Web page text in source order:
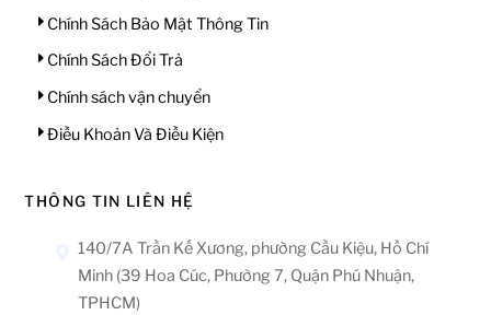
Chính Sách Bảo Mật Thông Tin
Chính Sách Đổi Trả
Chính sách vận chuyển
Điều Khoản Và Điều Kiện
THÔNG TIN LIÊN HỆ
140/7A Trần Kế Xương, phường Cầu Kiệu, Hồ Chí
Minh (39 Hoa Cúc, Phường 7, Quận Phú Nhuận,
TPHCM)